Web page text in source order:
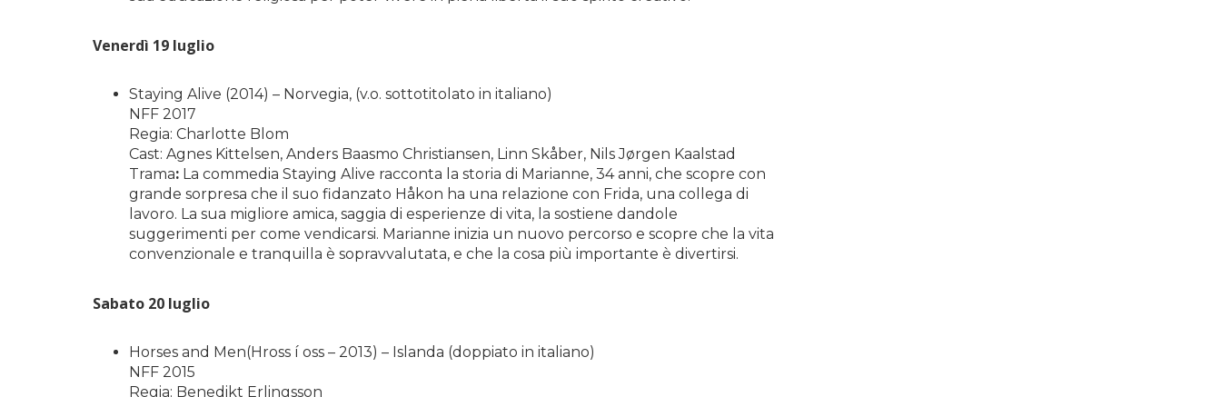
Venerdì 19 luglio
Staying Alive (2014) – Norvegia, (v.o. sottotitolato in italiano)
NFF 2017
Regia: Charlotte Blom
Cast: Agnes Kittelsen, Anders Baasmo Christiansen, Linn Skåber, Nils Jørgen Kaalstad
Trama: La commedia Staying Alive racconta la storia di Marianne, 34 anni, che scopre con
grande sorpresa che il suo fidanzato Håkon ha una relazione con Frida, una collega di
lavoro. La sua migliore amica, saggia di esperienze di vita, la sostiene dandole
suggerimenti per come vendicarsi. Marianne inizia un nuovo percorso e scopre che la vita
convenzionale e tranquilla è sopravvalutata, e che la cosa più importante è divertirsi.
Sabato 20 luglio
Horses and Men(Hross í oss – 2013) – Islanda (doppiato in italiano)
NFF 2015
Regia: Benedikt Erlingsson